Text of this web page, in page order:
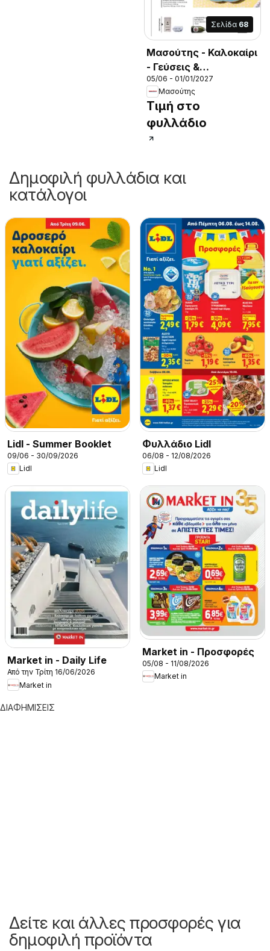
Σελίδα 68
Μασούτης - Καλοκαίρι
- Γεύσεις &
εμπνεύσεις
05/06 - 01/01/2027
Μασούτης
Τιμή στο
φυλλάδιο
Δημοφιλή φυλλάδια και
κατάλογοι
Lidl - Summer Booklet
09/06 - 30/09/2026
Lidl
Φυλλάδιο Lidl
06/08 - 12/08/2026
Lidl
Market in - Daily Life
Από την Τρίτη 16/06/2026
Market in
Market in - Προσφορές
05/08 - 11/08/2026
Market in
ΔΙΑΦΗΜΙΣΕΙΣ
Δείτε και άλλες προσφορές για
δημοφιλή προϊόντα